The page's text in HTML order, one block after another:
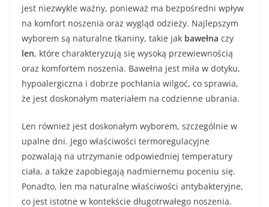
jest niezwykle ważny, ponieważ ma bezpośredni wpływ
na komfort noszenia oraz wygląd odzieży. Najlepszym
wyborem są naturalne tkaniny, takie jak bawełna czy
len, które charakteryzują się wysoką przewiewnością
oraz komfortem noszenia. Bawełna jest miła w dotyku,
hypoalergiczna i dobrze pochłania wilgoć, co sprawia,
że jest doskonałym materiałem na codzienne ubrania.
Len również jest doskonałym wyborem, szczególnie w
upalne dni. Jego właściwości termoregulacyjne
pozwalają na utrzymanie odpowiedniej temperatury
ciała, a także zapobiegają nadmiernemu poceniu się.
Ponadto, len ma naturalne właściwości antybakteryjne,
co jest istotne w kontekście długotrwałego noszenia.